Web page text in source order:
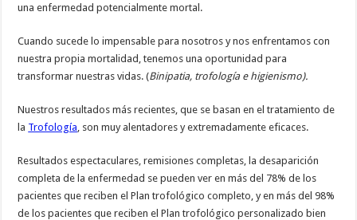
una enfermedad potencialmente mortal.
Cuando sucede lo impensable para nosotros y nos enfrentamos con
nuestra propia mortalidad, tenemos una oportunidad para
transformar nuestras vidas. (Binipatia, trofología e higienismo).
Nuestros resultados más recientes, que se basan en el tratamiento de
la Trofología , son muy alentadores y extremadamente eficaces.
Resultados espectaculares, remisiones completas, la desaparición
completa de la enfermedad se pueden ver en más del 78% de los
pacientes que reciben el Plan trofológico completo, y en más del 98%
de los pacientes que reciben el Plan trofológico personalizado bien